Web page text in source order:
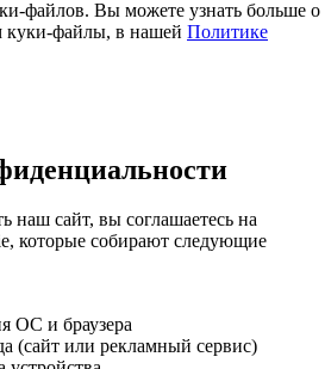
файлов. Вы можете узнать больше о
куки-файлы, в нашей Политике
наш сайт, вы соглашаетесь на
которые собирают следующие
ОС и браузера
(сайт или рекламный сервис)